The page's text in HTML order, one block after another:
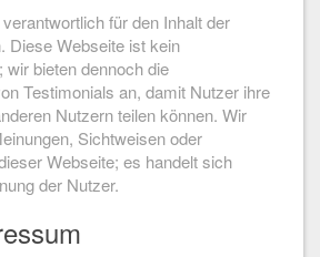
für den Inhalt der
Diese Webseite ist kein
wir bieten dennoch die
Testimonials an, damit Nutzer ihre
Nutzern teilen können. Wir
Sichtweisen oder
Webseite; es handelt sich
der Nutzer.